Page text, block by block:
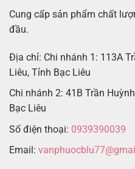
Cung cấp sản phẩm chất
đầu.
Địa chỉ: Chi nhánh 1: 113A
Liêu, Tỉnh Bạc Liêu
Chi nhánh 2: 41B Trần
Bạc Liêu
Số điện thoại: 0939390039
Email: